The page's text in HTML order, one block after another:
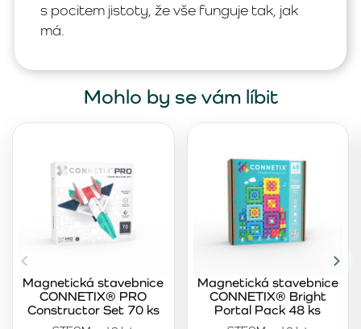
s pocitem jistoty, že vše funguje tak, jak
má.
Mohlo by se vám líbit
Magnetická stavebnice
CONNETIX® PRO
Constructor Set 70 ks
Magnetická stavebnice
CONNETIX® Bright
Portal Pack 48 ks